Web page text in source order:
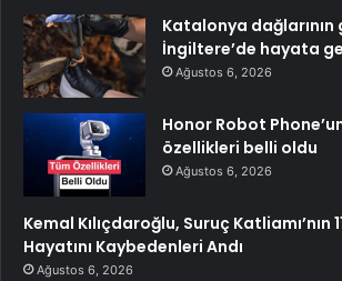
Katalonya dağlarının
İngiltere’de hayata
Ağustos 6, 2026
Honor Robot
özellikleri belli oldu
Ağustos 6, 2026
Kemal Kılıçdaroğlu, Suruç Katliamı’nın
Hayatını Kaybedenleri Andı
Ağustos 6, 2026